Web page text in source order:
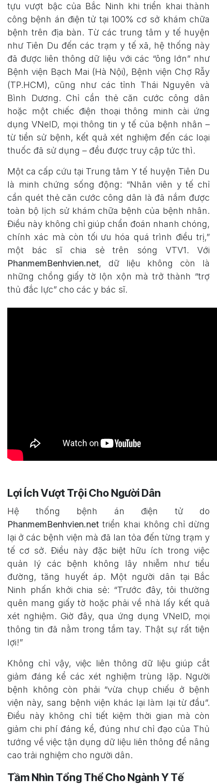
tựu vượt bậc của Bắc Ninh khi triển khai thành
công bệnh án điện tử tại 100% cơ sở khám chữa
bệnh trên địa bàn. Từ các trung tâm y tế huyện
như Tiên Du đến các trạm y tế xã, hệ thống này
đã được liên thông dữ liệu với các “ông lớn” như
Bệnh viện Bạch Mai (Hà Nội), Bệnh viện Chợ Rẫy
(TP.HCM), cũng như các tỉnh Thái Nguyên và
Bình Dương. Chỉ cần thẻ căn cước công dân
hoặc một chiếc điện thoại thông minh cài ứng
dụng VNeID, mọi thông tin y tế của bệnh nhân –
từ tiền sử bệnh, kết quả xét nghiệm đến các loại
thuốc đã sử dụng – đều được truy cập tức thì.
Một ca cấp cứu tại Trung tâm Y tế huyện Tiên Du
là minh chứng sống động: “Nhân viên y tế chỉ
cần quét thẻ căn cước công dân là đã nắm được
toàn bộ lịch sử khám chữa bệnh của bệnh nhân.
Điều này không chỉ giúp chẩn đoán nhanh chóng,
chính xác mà còn tối ưu hóa quá trình điều trị,”
một bác sĩ chia sẻ trên sóng VTV1. Với
PhanmemBenhvien.net, dữ liệu không còn là
những chồng giấy tờ lộn xộn mà trở thành “trợ
thủ đắc lực” cho các y bác sĩ.
Lợi Ích Vượt Trội Cho Người Dân
Hệ thống bệnh án điện tử do
PhanmemBenhvien.net triển khai không chỉ dừng
lại ở các bệnh viện mà đã lan tỏa đến từng trạm y
tế cơ sở. Điều này đặc biệt hữu ích trong việc
quản lý các bệnh không lây nhiễm như tiểu
đường, tăng huyết áp. Một người dân tại Bắc
Ninh phấn khởi chia sẻ: “Trước đây, tôi thường
quên mang giấy tờ hoặc phải về nhà lấy kết quả
xét nghiệm. Giờ đây, qua ứng dụng VNeID, mọi
thông tin đã nằm trong tầm tay. Thật sự rất tiện
lợi!”
Không chỉ vậy, việc liên thông dữ liệu giúp cắt
giảm đáng kể các xét nghiệm trùng lặp. Người
bệnh không còn phải “vừa chụp chiếu ở bệnh
viện này, sang bệnh viện khác lại làm lại từ đầu”.
Điều này không chỉ tiết kiệm thời gian mà còn
giảm chi phí đáng kể, đúng như chỉ đạo của Thủ
tướng về việc tận dụng dữ liệu liên thông để nâng
cao trải nghiệm cho người dân.
Tầm Nhìn Tổng Thể Cho Ngành Y Tế